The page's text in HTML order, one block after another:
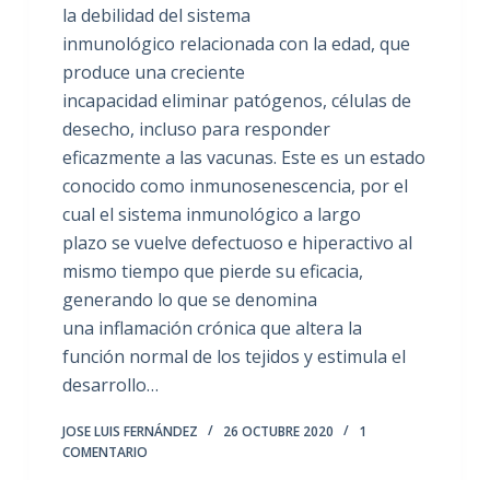
la debilidad del sistema
inmunológico relacionada con la edad, que
produce una creciente
incapacidad eliminar patógenos, células de
desecho, incluso para responder
eficazmente a las vacunas. Este es un estado
conocido como inmunosenescencia, por el
cual el sistema inmunológico a largo
plazo se vuelve defectuoso e hiperactivo al
mismo tiempo que pierde su eficacia,
generando lo que se denomina
una inflamación crónica que altera la
función normal de los tejidos y estimula el
desarrollo…
JOSE LUIS FERNÁNDEZ 26 OCTUBRE 2020
1
COMENTARIO